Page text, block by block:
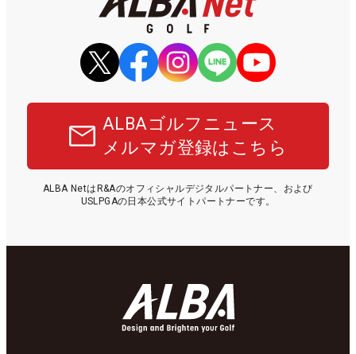
ALBAゴルフニュース
メルマガ登録はこちら
ALBA NetはR&Aのオフィシャルデジタルパートナー、および
USLPGAの日本公式サイトパートナーです。